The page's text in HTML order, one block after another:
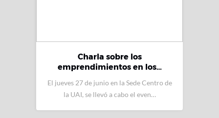
Charla sobre los
emprendimientos en los…
El jueves 27 de junio en la Sede Centro de
la UAI, se llevó a cabo el even…